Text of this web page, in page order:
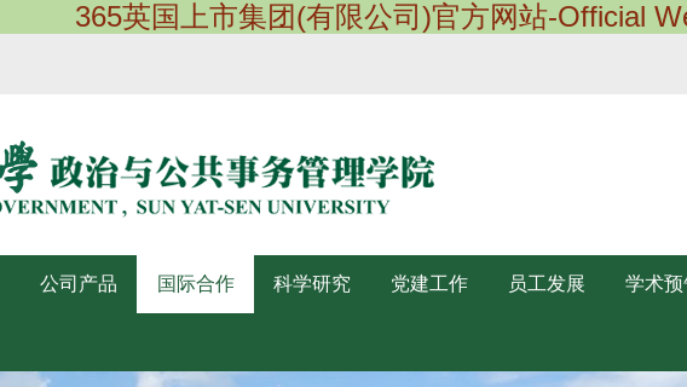
365英国上市集团(有限公司)官方网站-Official
公司产品 国际合作 科学研究 党建工作 员工发展 学术预